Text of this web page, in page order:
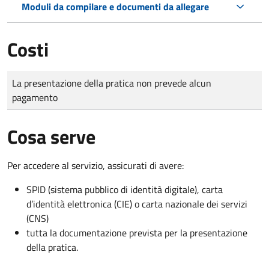
Moduli da compilare e documenti da allegare
Costi
Tipo di pagamento
Importo
La presentazione della pratica non prevede alcun
pagamento
Cosa serve
Per accedere al servizio, assicurati di avere:
SPID (sistema pubblico di identità digitale), carta
d’identità elettronica (CIE) o carta nazionale dei servizi
(CNS)
tutta la documentazione prevista per la presentazione
della pratica.